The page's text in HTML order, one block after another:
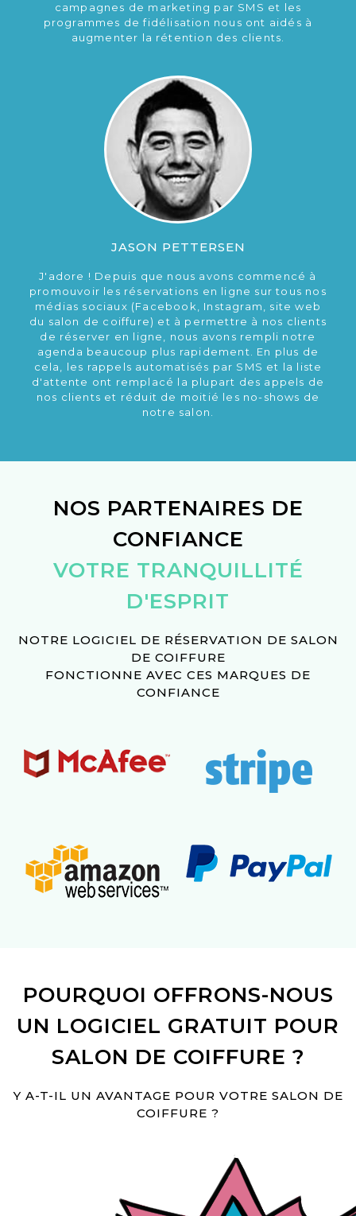
campagnes de marketing par SMS et les
programmes de fidélisation nous ont aidés à
augmenter la rétention des clients.
JASON PETTERSEN
J'adore ! Depuis que nous avons commencé à
promouvoir les réservations en ligne sur tous nos
médias sociaux (Facebook, Instagram, site web
du salon de coiffure) et à permettre à nos clients
de réserver en ligne, nous avons rempli notre
agenda beaucoup plus rapidement. En plus de
cela, les rappels automatisés par SMS et la liste
d'attente ont remplacé la plupart des appels de
nos clients et réduit de moitié les no-shows de
notre salon.
NOS PARTENAIRES DE
CONFIANCE
VOTRE TRANQUILLITÉ
D'ESPRIT
NOTRE LOGICIEL DE RÉSERVATION DE SALON
DE COIFFURE
FONCTIONNE AVEC CES MARQUES DE
CONFIANCE
POURQUOI OFFRONS-NOUS
UN LOGICIEL GRATUIT POUR
SALON DE COIFFURE ?
Y A-T-IL UN AVANTAGE POUR VOTRE SALON DE
COIFFURE ?